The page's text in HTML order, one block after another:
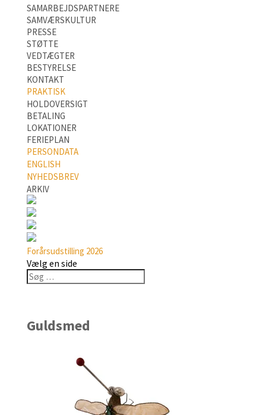
SAMARBEJDSPARTNERE
SAMVÆRSKULTUR
PRESSE
STØTTE
VEDTÆGTER
BESTYRELSE
KONTAKT
PRAKTISK
HOLDOVERSIGT
BETALING
LOKATIONER
FERIEPLAN
PERSONDATA
ENGLISH
NYHEDSBREV
ARKIV
Forårsudstilling 2026
Vælg en side
Guldsmed